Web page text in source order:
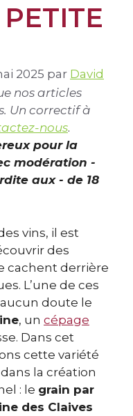
2025 par David
nos articles
Un correctif à
nous.
pour la
modération -
aux - de 18
vins, il est
des
cachent derrière
L’une de ces
doute le
, un cépage
Dans cet
cette variété
la création
: le grain par
des Claives